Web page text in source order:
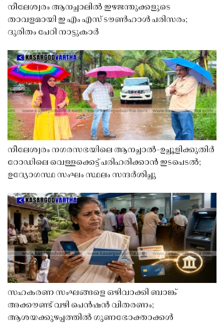
നീലേശ്വരം ആനച്ചാലിൽ ഇഴജന്തുക്കളുടെ
താവളമായി ഇ എം എസ് ടൗൺഹാൾ പരിസരം;
ദുരിതം പേറി നാട്ടുകാർ
നീലേശ്വരം നഗരസഭയിലെ ആനച്ചാൽ-ഉച്ചൂളിക്കുതിർ
റോഡിലെ വെള്ളക്കെട്ട് പരിഹരിക്കാൻ ഇടപെടൽ;
ഉദ്യോഗസ്ഥ സംഘം സ്ഥലം സന്ദർശിച്ചു
സഹകരണ സംഘങ്ങളെ ഒഴിവാക്കി ബാങ്ക്
അക്കൗണ്ട് വഴി പെൻഷൻ വിതരണം;
ആശയക്കുഴപ്പത്തിൽ ഗുണഭോക്താക്കൾ